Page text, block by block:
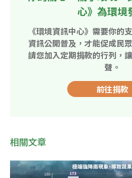
心》為環境
《環境資訊中心》需要你的
資訊公開普及，才能促成民
請您加入定期捐款的行列，
聲。
前往捐款
相關文章